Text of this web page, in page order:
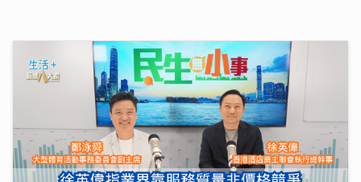
民生無小事｜徐英偉指本港酒店業靠服務質量非價格競爭
鄭泳舜倡港隊參與內地聯賽吸鄰城球迷消費